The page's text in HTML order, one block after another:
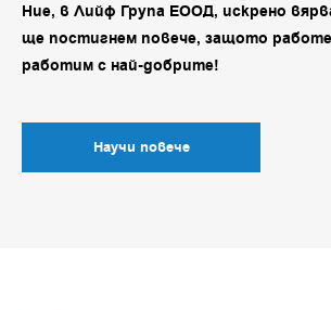
Ние, в Лийф Група ЕООД, искрено
ще постигнем повече, защото
работим с най-добрите!
Научи повече